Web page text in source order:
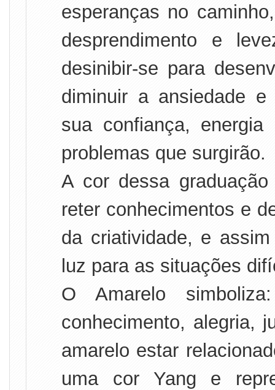
esperanças no
desprendimento e
desinibir-se para
diminuir a ansiedade e
sua confiança,
problemas que surgirão.
A cor dessa
reter conhecimentos e
da criatividade, e
luz para as situações
O Amarelo
conhecimento, alegria,
amarelo estar
uma cor Yang e